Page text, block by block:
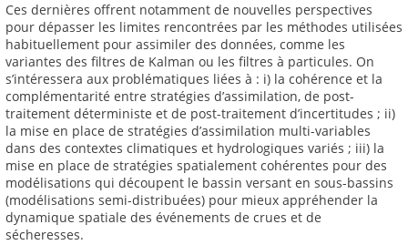
Ces dernières offrent notamment de nouvelles perspectives
pour dépasser les limites rencontrées par les méthodes utilisées
habituellement pour assimiler des données, comme les
variantes des filtres de Kalman ou les filtres à particules. On
s’intéressera aux problématiques liées à : i) la cohérence et la
complémentarité entre stratégies d’assimilation, de post-
traitement déterministe et de post-traitement d’incertitudes ; ii)
la mise en place de stratégies d’assimilation multi-variables
dans des contextes climatiques et hydrologiques variés ; iii) la
mise en place de stratégies spatialement cohérentes pour des
modélisations qui découpent le bassin versant en sous-bassins
(modélisations semi-distribuées) pour mieux appréhender la
dynamique spatiale des événements de crues et de
sécheresses.